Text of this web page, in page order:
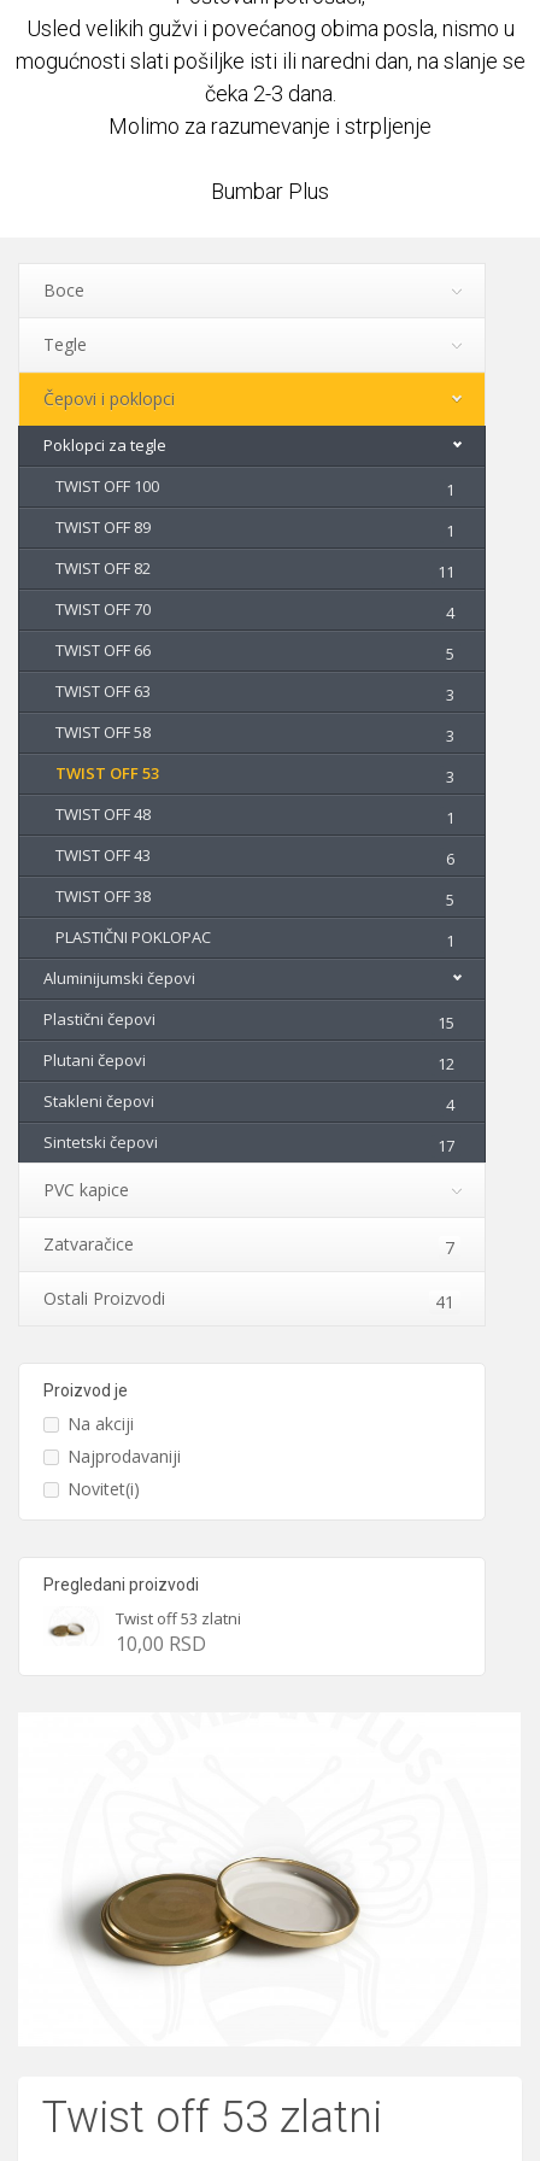
Najčešća pitanja
Usled velikih gužvi i povećanog obima posla, nismo u
mogućnosti slati pošiljke isti ili naredni dan, na slanje se
čeka 2-3 dana.
Molimo za razumevanje i strpljenje
Bumbar Plus
Boce
Tegle
Čepovi i poklopci
Poklopci za tegle
TWIST OFF 100
1
TWIST OFF 89
1
TWIST OFF 82
11
TWIST OFF 70
4
TWIST OFF 66
5
TWIST OFF 63
3
TWIST OFF 58
3
TWIST OFF 53
3
TWIST OFF 48
1
TWIST OFF 43
6
TWIST OFF 38
5
PLASTIČNI POKLOPAC
1
Aluminijumski čepovi
Plastični čepovi
15
Plutani čepovi
12
Stakleni čepovi
4
Sintetski čepovi
17
PVC kapice
Zatvaračice 7
Ostali Proizvodi 41
Proizvod je
Na akciji
Najprodavaniji
Novitet(i)
Pregledani proizvodi
Twist off 53 zlatni
10,00 RSD
Twist off 53 zlatni